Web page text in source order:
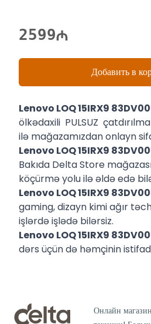
2599
Добавить в
Lenovo LOQ 15IRX9
ölkədaxili PULSUZ çatdırılma
ilə mağazamızdan onlayn
Lenovo LOQ 15IRX9
Bakıda Delta Store
köçürmə yolu ilə əldə edə
Lenovo LOQ 15IRX9
gaming, dizayn kimi ağır
işlərdə işlədə bilərsiz.
Lenovo LOQ 15IRX9
dərs üçün də həmçinin
Онлайн